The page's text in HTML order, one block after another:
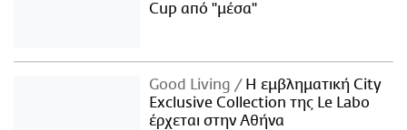
Cup από "μέσα"
Good Living
Η εμβληματική City
Exclusive Collection της Le Labo
έρχεται στην Αθήνα